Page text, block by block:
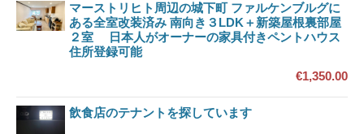
マーストリヒト周辺の城下町 ファルケンブルグに
ある全室改装済み 南向き３LDK＋新築屋根裏部屋
２室 日本人がオーナーの家具付きペントハウス
住所登録可能
€1,350.00
飲食店のテナントを探しています